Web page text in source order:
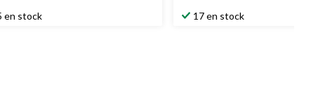
en stock 17 en stock